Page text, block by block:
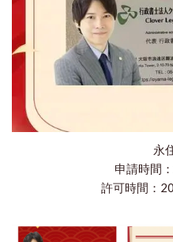
永
申請時間
許可時間：